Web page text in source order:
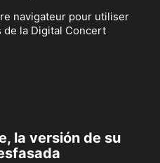
navigateur pour utiliser
la Digital Concert
la versión de su